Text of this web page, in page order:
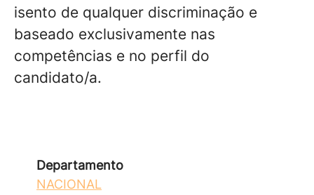
isento de qualquer discriminação e
baseado exclusivamente nas
competências e no perfil do
candidato/a.
Departamento
NACIONAL